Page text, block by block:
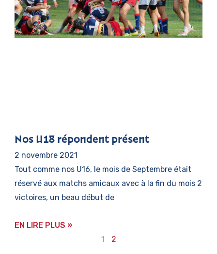
Nos U18 répondent présent
2 novembre 2021
Tout comme nos U16, le mois de Septembre était
réservé aux matchs amicaux avec à la fin du mois 2
victoires, un beau début de
EN LIRE PLUS »
1
2